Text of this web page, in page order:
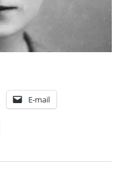
E-mail